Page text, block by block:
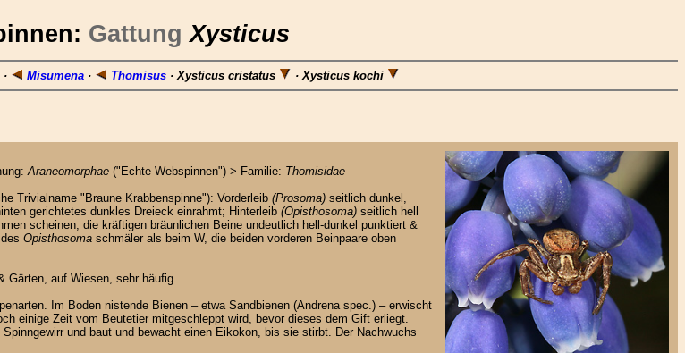
Gattung Xysticus
· Misumena · Thomisus · Xysticus cristatus · Xysticus kochi
Araneomorphae ("Echte Webspinnen") > Familie: Thomisidae
Trivialname "Braune Krabbenspinne"): Vorderleib (Prosoma) seitlich dunkel,
gerichtetes dunkles Dreieck einrahmt; Hinterleib (Opisthosoma) seitlich hell
scheinen; die kräftigen bräunlichen Beine undeutlich hell-dunkel punktiert &
Opisthosoma schmäler als beim W, die beiden vorderen Beinpaare oben
Gärten, auf Wiesen, sehr häufig.
Im Boden nistende Bienen – etwa Sandbienen (Andrena spec.) – erwischt
einige Zeit vom Beutetier mitgeschleppt wird, bevor dieses dem Gift erliegt.
und baut und bewacht einen Eikokon, bis sie stirbt. Der Nachwuchs